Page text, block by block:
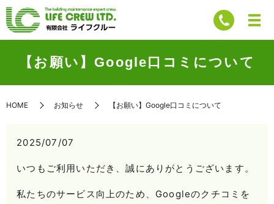
【お願い】Google口コミについて
HOME お知らせ 【お願い】Google口コミについて
2025/07/07
いつもご利用いただき、誠にありがとうございます。
私たちのサービス向上のため、Googleのクチコミを